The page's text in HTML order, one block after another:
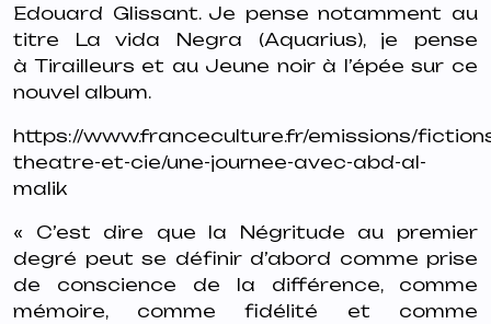
Edouard Glissant. Je pense notamment au
titre La vida Negra (Aquarius), je pense
àTirailleurs et au Jeune noir à l’épéesur ce
nouvel album.
https://www.franceculture.fr/emissions/
theatre-et-cie/une-journee-avec-abd-al-
malik
« C’est dire que la Négritude au premier
degré peut se définir d’abord comme prise
de conscience de la différence, comme
mémoire, comme fidélité et comme